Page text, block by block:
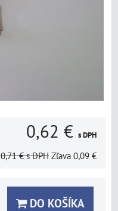
0,62 € s DPH
0,71 € s DPH Zľava 0,09 €
DO KOŠÍKA